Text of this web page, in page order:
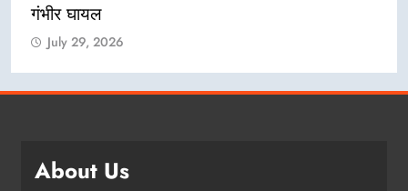
गंभीर घायल
July 29, 2026
About Us